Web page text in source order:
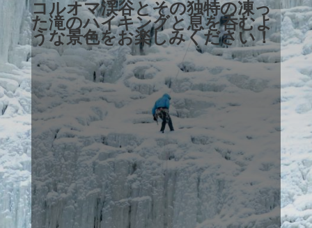
コルオマ渓谷とその独特の凍っ
た滝のハイキングと息を呑むよ
うな景色をお楽しみください！